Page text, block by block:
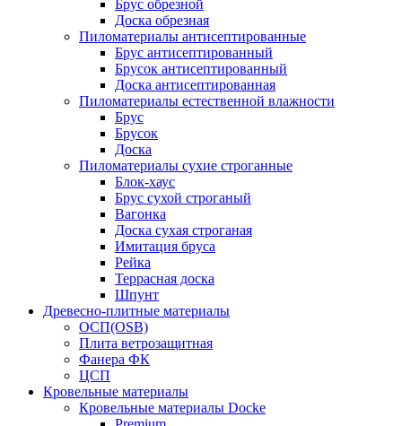
Брус обрезной
Доска обрезная
Пиломатериалы антисептированные
Брус антисептированный
Брусок антисептированный
Доска антисептированная
Пиломатериалы естественной влажности
Брус
Брусок
Доска
Пиломатериалы сухие строганные
Блок-хаус
Брус сухой строганый
Вагонка
Доска сухая строганая
Имитация бруса
Рейка
Террасная доска
Шпунт
Древесно-плитные материалы
ОСП(OSB)
Плита ветрозащитная
Фанера ФК
ЦСП
Кровельные материалы
Кровельные материалы Docke